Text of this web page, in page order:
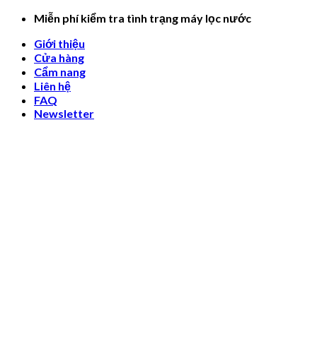
Skip
content
Miễn phí kiểm tra tình trạng máy lọc nước
Giới thiệu
Cửa hàng
Cẩm nang
Liên hệ
FAQ
Newsletter